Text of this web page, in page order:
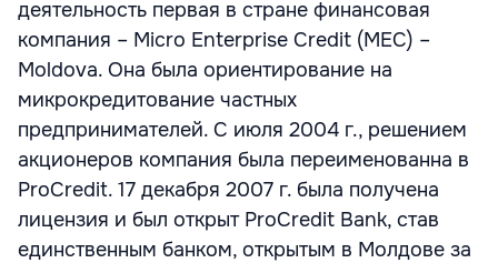
деятельность первая в стране финансовая
компания – Micro Enterprise Credit (MEC) –
Moldova. Она была ориентирование на
микрокредитование частных
предпринимателей. С июля 2004 г., решением
акционеров компания была переименованна в
ProCredit. 17 декабря 2007 г. была получена
лицензия и был открыт ProCredit Bank, став
единственным банком, открытым в Молдове за